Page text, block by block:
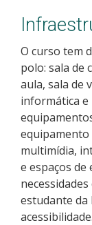
O curso tem
polo: sala de
aula, sala de
informática e
multimídia,
e espaços
estudante da
acessibilidade.